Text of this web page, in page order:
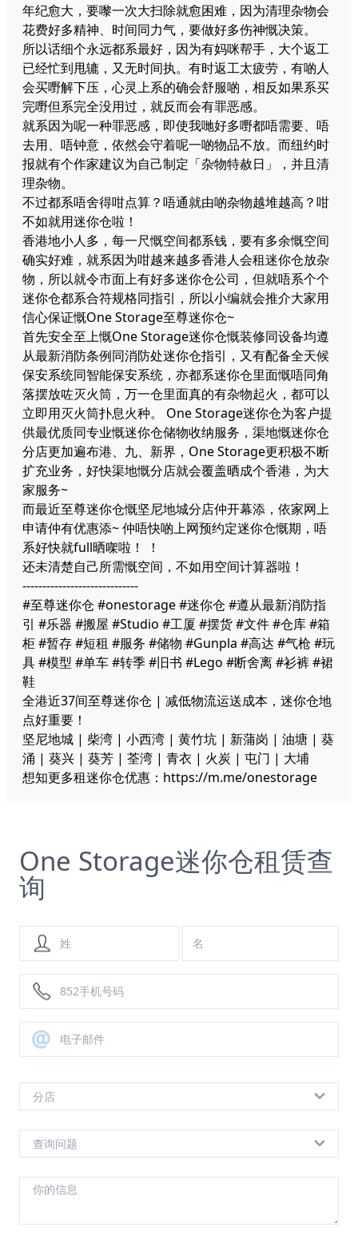
年纪愈大，要嚟一次大扫除就愈困难，因为清理杂物会
花费好多精神、时间同力气，要做好多伤神慨决策。
所以话细个永远都系最好，因为有妈咪帮手，大个返工
已经忙到甩辘，又无时间执。有时返工太疲劳，有啲人
会买嘢解下压，心灵上系的确会舒服啲，相反如果系买
完嘢但系完全没用过，就反而会有罪恶感。
就系因为呢一种罪恶感，即使我哋好多嘢都唔需要、唔
去用、唔钟意，依然会守着呢一啲物品不放。而纽约时
报就有个作家建议为自己制定「杂物特赦日」，并且清
理杂物。
不过都系唔舍得咁点算？唔通就由啲杂物越堆越高？咁
不如就用迷你仓啦！
香港地小人多，每一尺慨空间都系钱，要有多余慨空间
确实好难，就系因为咁越来越多香港人会租迷你仓放杂
物，所以就令市面上有好多迷你仓公司，但就唔系个个
迷你仓都系合符规格同指引，所以小编就会推介大家用
信心保证慨One Storage至尊迷你仓~
首先安全至上慨One Storage迷你仓慨装修同设备均遵
从最新消防条例同消防处迷你仓指引，又有配备全天候
保安系统同智能保安系统，亦都系迷你仓里面慨唔同角
落摆放咗灭火筒，万一仓里面真的有杂物起火，都可以
立即用灭火筒扑息火种。 One Storage迷你仓为客户提
供最优质同专业慨迷你仓储物收纳服务，渠地慨迷你仓
分店更加遍布港、九、新界，One Storage更积极不断
扩充业务，好快渠地慨分店就会覆盖晒成个香港，为大
家服务~
而最近至尊迷你仓慨坚尼地城分店仲开幕添，依家网上
申请仲有优惠添~ 仲唔快啲上网预约定迷你仓慨期，唔
系好快就full晒㗎啦！ ！
还未清楚自己所需慨空间，不如用空间计算器啦！
-----------------------------
#至尊迷你仓 #onestorage #迷你仓 #遵从最新消防指
引 #乐器 #搬屋 #Studio #工厦 #摆货 #文件 #仓库 #箱
柜 #暂存 #短租 #服务 #储物 #Gunpla #高达 #气枪 #玩
具 #模型 #单车 #转季 #旧书 #Lego #断舍离 #衫裤 #裙
鞋
全港近37间至尊迷你仓 | 减低物流运送成本，迷你仓地
点好重要！
坚尼地城 | 柴湾 | 小西湾 | 黄竹坑 | 新蒲岗 | 油塘 | 葵
涌 | 葵兴 | 葵芳 | 荃湾 | 青衣 | 火炭 | 屯门 | 大埔
想知更多租迷你仓优惠： https://m.me/onestorage
One Storage迷你仓租赁查
询